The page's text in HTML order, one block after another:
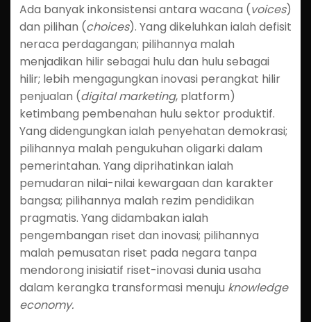
Ada banyak inkonsistensi antara wacana (voices)
dan pilihan (choices). Yang dikeluhkan ialah defisit
neraca perdagangan; pilihannya malah
menjadikan hilir sebagai hulu dan hulu sebagai
hilir; lebih mengagungkan inovasi perangkat hilir
penjualan (digital marketing, platform)
ketimbang pembenahan hulu sektor produktif.
Yang didengungkan ialah penyehatan demokrasi;
pilihannya malah pengukuhan oligarki dalam
pemerintahan. Yang diprihatinkan ialah
pemudaran nilai-nilai kewargaan dan karakter
bangsa; pilihannya malah rezim pendidikan
pragmatis. Yang didambakan ialah
pengembangan riset dan inovasi; pilihannya
malah pemusatan riset pada negara tanpa
mendorong inisiatif riset-inovasi dunia usaha
dalam kerangka transformasi menuju knowledge
economy.